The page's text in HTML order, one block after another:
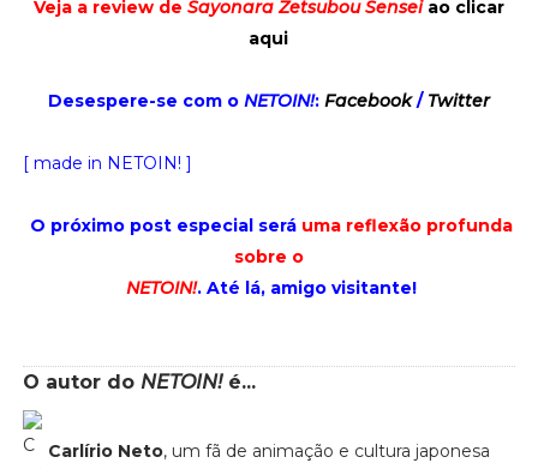
Veja a review de Sayonara Zetsubou Sensei ao clicar
aqui
Desespere-se com o NETOIN!: Facebook / Twitter
[ made in NETOIN! ]
O próximo post especial será uma reflexão profunda
sobre o
NETOIN!. Até lá, amigo visitante!
O autor do NETOIN!é...
Carlírio Neto, um fã de animação e cultura japonesa